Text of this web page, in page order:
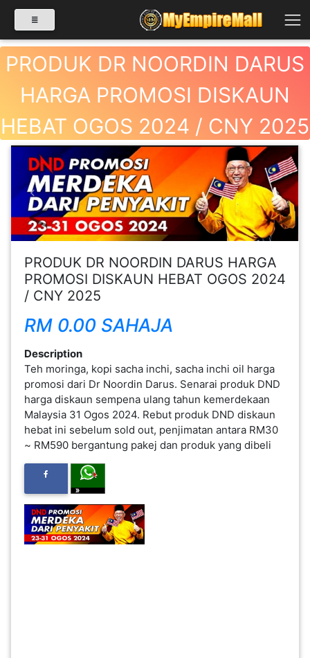
PRODUK DR NOORDIN DARUS
HARGA PROMOSI DISKAUN
HEBAT OGOS 2024 / CNY 2025
Previous Next
PRODUK DR NOORDIN DARUS HARGA
PROMOSI DISKAUN HEBAT OGOS 2024
/ CNY 2025
RM 0.00 SAHAJA
Description
Teh moringa, kopi sacha inchi, sacha inchi oil harga
promosi dari Dr Noordin Darus. Senarai produk DND
harga diskaun sempena ulang tahun kemerdekaan
Malaysia 31 Ogos 2024. Rebut produk DND diskaun
hebat ini sebelum sold out, penjimatan antara RM30
~ RM590 bergantung pakej dan produk yang dibeli
SELECT CATEGORY
PRODUK(0)
BABIES(0)
KESIHATAN(80)
PERNIAGAAN
RUNCIT(1)
FESYEN
WANITA(0)
KECANTIKAN(7)
FESYEN
MINYAK
WANGI(8)